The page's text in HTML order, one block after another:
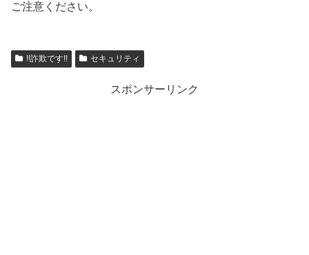
ご注意ください。
!!詐欺です!! セキュリティ
スポンサーリンク